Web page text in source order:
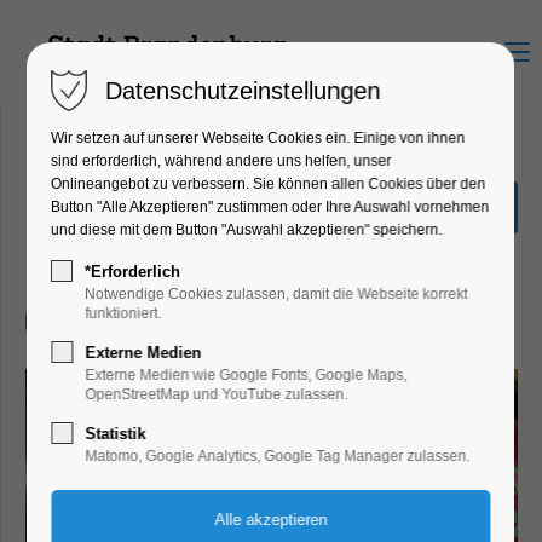
Menu
Bowling
Ferienkalender, Kinder, Jugend, Mitmach-
Aktion
07.04.2026, 10:00–12:00
Datenschutzeinstellungen
Wir setzen auf unserer Webseite Cookies ein. Einige von ihnen
sind erforderlich, während andere uns helfen, unser
Onlineangebot zu verbessern. Sie können allen Cookies über den
Button "Alle Akzeptieren" zustimmen oder Ihre Auswahl vornehmen
und diese mit dem Button "Auswahl akzeptieren" speichern.
*Erforderlich
Notwendige Cookies zulassen, damit die Webseite korrekt
funktioniert.
Externe Medien
Externe Medien wie Google Fonts, Google Maps,
OpenStreetMap und YouTube zulassen.
Statistik
Matomo, Google Analytics, Google Tag Manager zulassen.